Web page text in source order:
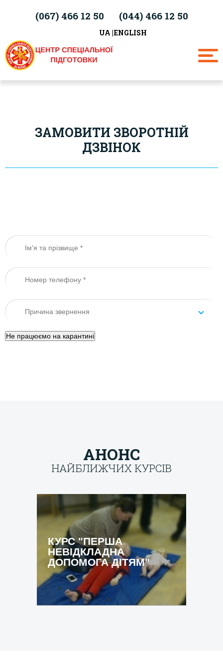
(067)466 12 50 (044)466 12 50
UA ENGLISH
ЗАМОВИТИ ЗВОРОТНІЙ
ДЗВІНОК
Ім'я та прізвище
Контактний телефон
Причина звернення
Причина звернення
АНОНС
НАЙБЛИЖЧИХ КУРСІВ
[field_course_date]
КУРС "ПЕРША
НЕВІДКЛАДНА
ДОПОМОГА ДІТЯМ"